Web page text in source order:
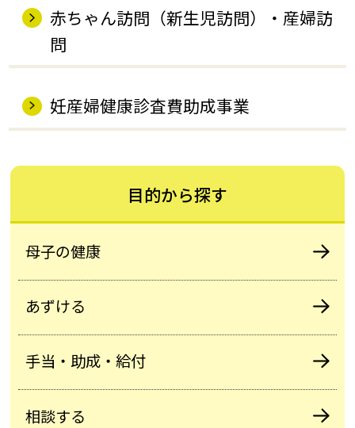
赤ちゃん訪問（新生児訪問）・産婦訪
問
妊産婦健康診査費助成事業
目的から探す
母子の健康
あずける
手当・助成・給付
相談する